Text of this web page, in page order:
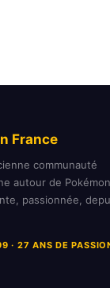
France
communauté
autour de
passionnée,
· 27 ANS DE